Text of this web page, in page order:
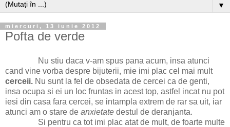
▼
miercuri, 13 iunie 2012
Pofta de verde
Nu stiu daca v-am spus pana acum, insa atunci
cand vine vorba despre bijuterii, mie imi plac cel mai mult
cerceii. Nu sunt la fel de obsedata de cercei ca de genti,
insa ocupa si ei un loc fruntas in acest top, astfel incat nu pot
iesi din casa fara cercei, se intampla extrem de rar sa uit, iar
atunci am o stare de anxietate destul de deranjanta.
Si pentru ca tot imi plac atat de mult, de foarte multe